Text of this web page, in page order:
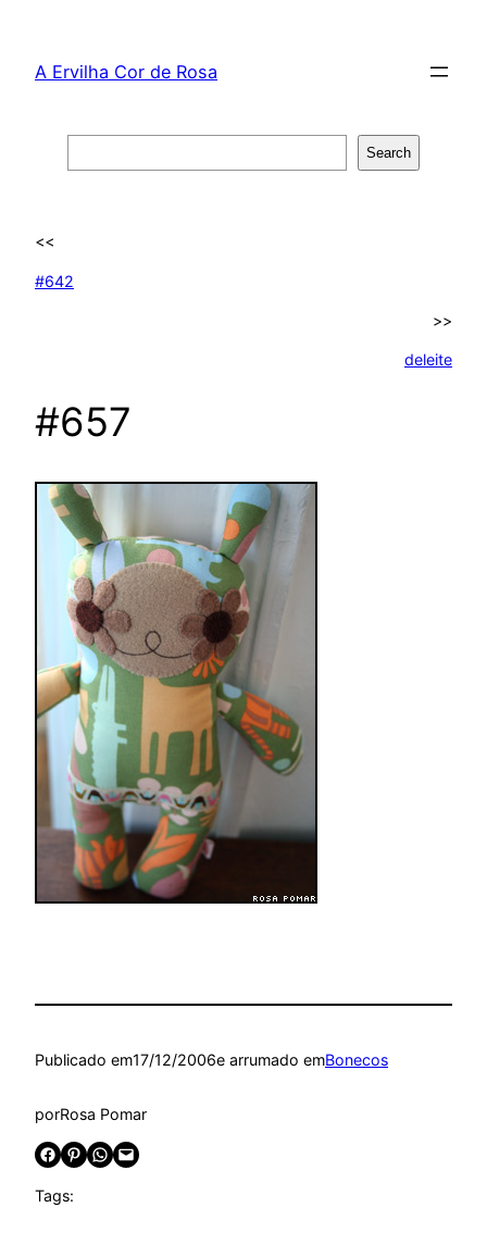
content
A Ervilha Cor de Rosa
Search
<<
#642
>>
deleite
#657
Publicado em17/12/2006e arrumado emBonecos
porRosa Pomar
Share on Facebook Share on Pinterest Share on WhatsApp Email this Page
Tags: